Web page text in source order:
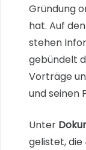
Gründung
hat. Auf
stehen
gebündelt
Vorträge
und seinen
Unter
gelistet, die